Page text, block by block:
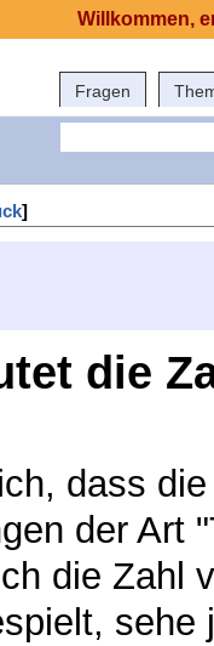
Fragen
]
die
dass
der Art
die Zahl
sehe
Willkommen,